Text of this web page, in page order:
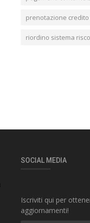
prenotazione
riordino sistema
SOCIAL MEDIA
Iscriviti qui per
aggiornamenti!